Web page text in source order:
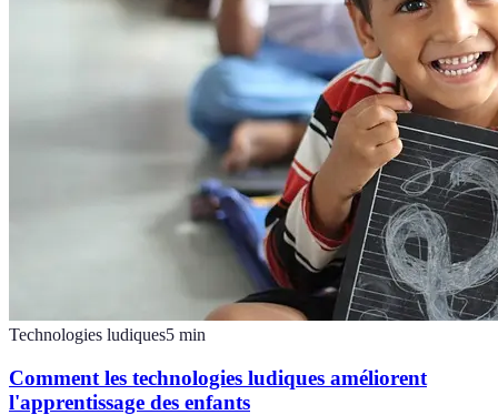
Technologies ludiques5 min
Comment les technologies ludiques améliorent
l'apprentissage des enfants